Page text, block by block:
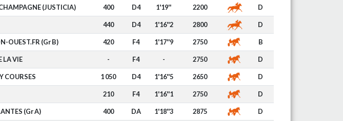
(JUSTICIA) 400 D4 1'19'' 2200 D
440 D4 1'16''2 2800 D
OUEST.FR (Gr B) 420 F4 1'17''9 2750 B
LA VIE - F4 - 2750 D
COURSES 1 050 D4 1'16''5 2650 D
210 F4 1'16''1 2750 D
(Gr A) 400 DA 1'18''3 2875 D